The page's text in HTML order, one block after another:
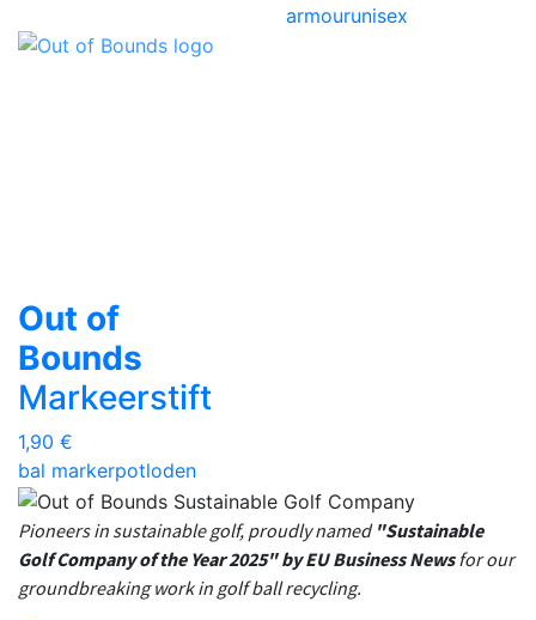
armourunisex
Out of
Bounds
Markeerstift
1,90 €
bal markerpotloden
Pioneers in sustainable golf, proudly named "Sustainable
Golf Company of the Year 2025" by EU Business Newsfor our
groundbreaking work in golf ball recycling.